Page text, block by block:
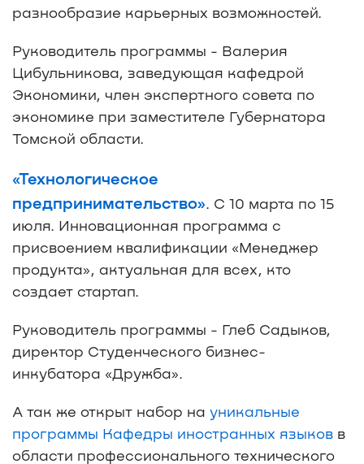
разнообразие карьерных возможностей.
Руководитель программы - Валерия
Цибульникова, заведующая кафедрой
Экономики, член экспертного совета по
экономике при заместителе Губернатора
Томской области.
«Технологическое
предпринимательство». С 10 марта по 15
июля. Инновационная программа с
присвоением квалификации «Менеджер
продукта», актуальная для всех, кто
создает стартап.
Руководитель программы - Глеб Садыков,
директор Студенческого бизнес-
инкубатора «Дружба».
А так же открыт набор на уникальные
программы Кафедры иностранных языков в
области профессионального технического